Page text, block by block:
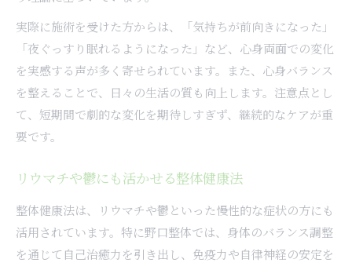
実際に施術を受けた方からは、「気持ちが前向きになった」
「夜ぐっすり眠れるようになった」など、心身両面での変化
を実感する声が多く寄せられています。また、心身バランス
を整えることで、日々の生活の質も向上します。注意点とし
て、短期間で劇的な変化を期待しすぎず、継続的なケアが重
要です。
リウマチや鬱にも活かせる整体健康法
整体健康法は、リウマチや鬱といった慢性的な症状の方にも
活用されています。特に野口整体では、身体のバランス調整
を通じて自己治癒力を引き出し、免疫力や自律神経の安定を